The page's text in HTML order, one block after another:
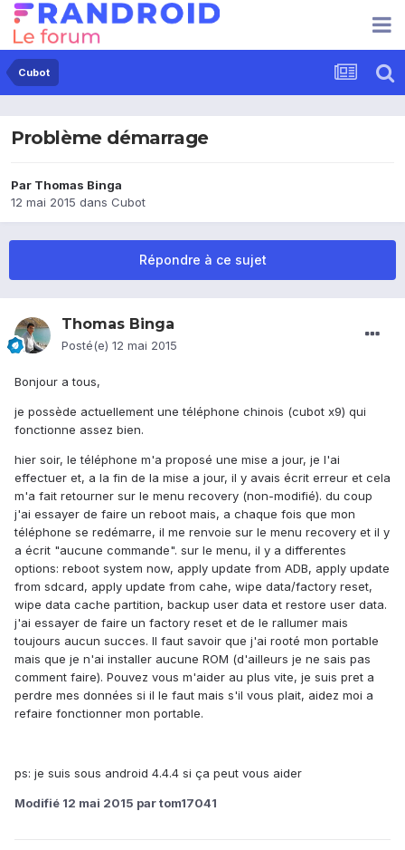
Cubot
Problème démarrage
Par Thomas Binga
12 mai 2015 dans Cubot
Répondre à ce sujet
Thomas Binga
Posté(e) 12 mai 2015
Bonjour a tous,
je possède actuellement une téléphone chinois (cubot x9) qui
fonctionne assez bien.
hier soir, le téléphone m'a proposé une mise a jour, je l'ai
effectuer et, a la fin de la mise a jour, il y avais écrit erreur et cela
m'a fait retourner sur le menu recovery (non-modifié). du coup
j'ai essayer de faire un reboot mais, a chaque fois que mon
téléphone se redémarre, il me renvoie sur le menu recovery et il y
a écrit "aucune commande". sur le menu, il y a differentes
options: reboot system now, apply update from ADB, apply update
from sdcard, apply update from cahe, wipe data/factory reset,
wipe data cache partition, backup user data et restore user data.
j'ai essayer de faire un factory reset et de le rallumer mais
toujours aucun succes. Il faut savoir que j'ai rooté mon portable
mais que je n'ai installer aucune ROM (d'ailleurs je ne sais pas
comment faire). Pouvez vous m'aider au plus vite, je suis pret a
perdre mes données si il le faut mais s'il vous plait, aidez moi a
refaire fonctionner mon portable.
ps: je suis sous android 4.4.4 si ça peut vous aider
Modifié 12 mai 2015 par tom17041